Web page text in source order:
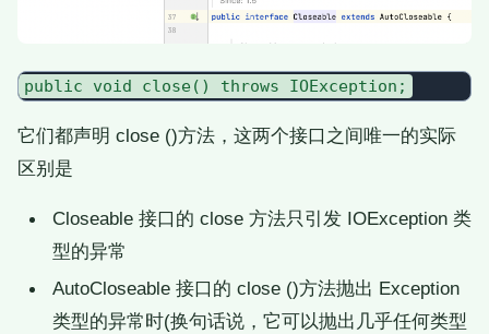
它们都声明 close ()方法，这两个接口之间唯一的实际
区别是
Closeable 接口的 close 方法只引发 IOException 类
型的异常
AutoCloseable 接口的 close ()方法抛出 Exception
类型的异常时(换句话说，它可以抛出几乎任何类型